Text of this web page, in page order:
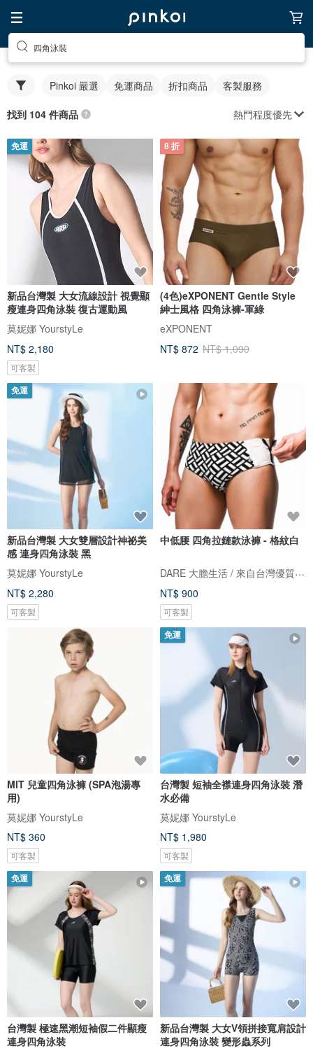
四角泳裝
Pinkoi 嚴選 免運商品 折扣商品 客製服務
找到 104 件商品 熱門程度優先
免運
新品台灣製 大女流線設計 視覺顯
瘦連身四角泳裝 復古運動風
莫妮娜 YourstyLe
NT$ 2,180
可客製
8 折
(4色)eXPONENT Gentle Style
紳士風格 四角泳褲-軍綠
eXPONENT
NT$ 872 NT$ 1,090
免運
新品台灣製 大女雙層設計神祕美
感 連身四角泳裝 黑
莫妮娜 YourstyLe
NT$ 2,280
可客製
中低腰 四角拉鏈款泳褲 - 格紋白
DARE 大膽生活 / 來自台灣優質男性內著
NT$ 900
可客製
MIT 兒童四角泳褲 (SPA泡湯專
用)
莫妮娜 YourstyLe
NT$ 360
可客製
免運
台灣製 短袖全襟連身四角泳裝 潛
水必備
莫妮娜 YourstyLe
NT$ 1,980
可客製
免運
台灣製 極速黑潮短袖假二件顯瘦
連身四角泳裝
免運
新品台灣製 大女V領拼接寬肩設計
連身四角泳裝 變形蟲系列